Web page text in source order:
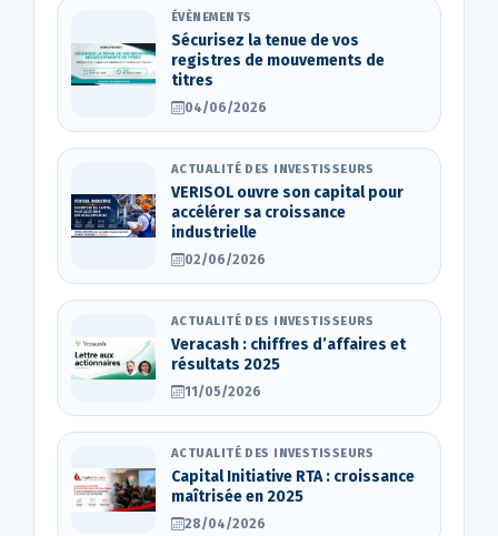
ÉVÈNEMENTS
Sécurisez la tenue de vos
registres de mouvements de
titres
04/06/2026
ACTUALITÉ DES INVESTISSEURS
VERISOL ouvre son capital pour
accélérer sa croissance
industrielle
02/06/2026
ACTUALITÉ DES INVESTISSEURS
Veracash : chiffres d’affaires et
résultats 2025
11/05/2026
ACTUALITÉ DES INVESTISSEURS
Capital Initiative RTA : croissance
maîtrisée en 2025
28/04/2026